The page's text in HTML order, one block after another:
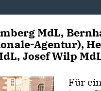
MdL,
Agentur),
Josef Wilp
Für